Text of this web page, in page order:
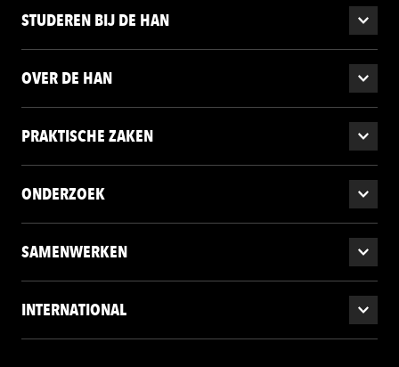
STUDEREN BIJ DE HAN
OVER DE HAN
PRAKTISCHE ZAKEN
ONDERZOEK
SAMENWERKEN
INTERNATIONAL